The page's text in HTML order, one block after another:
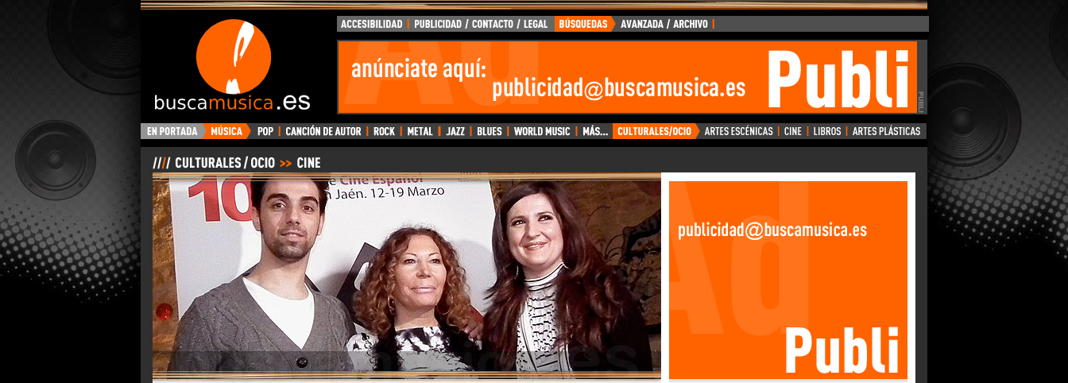
BuscaMusica.es